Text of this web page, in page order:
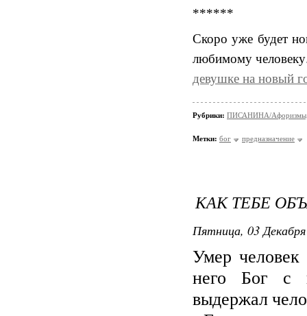
******
Скоро уже будет
любимому
девушке на новый
Рубрики: ПИСАНИНА/Афоризмы,
Метки: бог предназначение
КАК ТЕБЕ
Пятница, 03
Умер
него Бог с
выдержал